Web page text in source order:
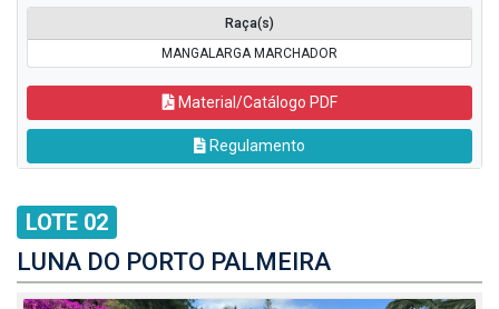
Raça(s)
MANGALARGA MARCHADOR
Material/Catálogo PDF
Regulamento
LOTE 02
LUNA DO PORTO PALMEIRA